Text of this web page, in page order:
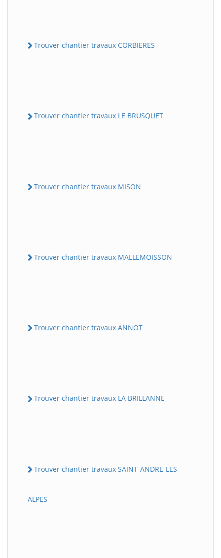
Trouver chantier travaux CORBIERES
Trouver chantier travaux LE BRUSQUET
Trouver chantier travaux MISON
Trouver chantier travaux MALLEMOISSON
Trouver chantier travaux ANNOT
Trouver chantier travaux LA BRILLANNE
Trouver chantier travaux SAINT-ANDRE-LES-
ALPES